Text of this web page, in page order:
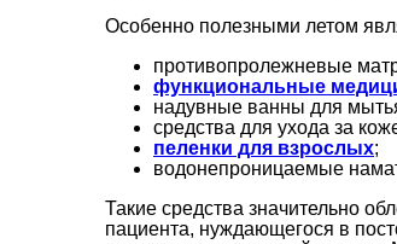
Особенно полезными летом
противопролежневые
функциональные
надувные ванны для
средства для ухода за
пеленки для взрослых;
водонепроницаемые
Такие средства значительно
пациента, нуждающегося в